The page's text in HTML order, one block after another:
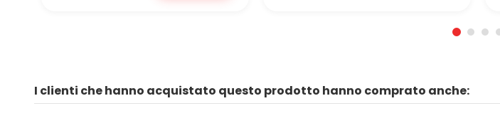
I clienti che hanno acquistato questo prodotto hanno comprato anche: